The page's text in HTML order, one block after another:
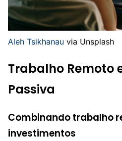
Aleh Tsikhanau via Unsplash
Trabalho Remoto
Passiva
Combinando trabalho
investimentos